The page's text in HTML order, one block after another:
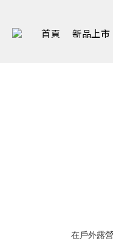
首頁 新品上市
在戶外露